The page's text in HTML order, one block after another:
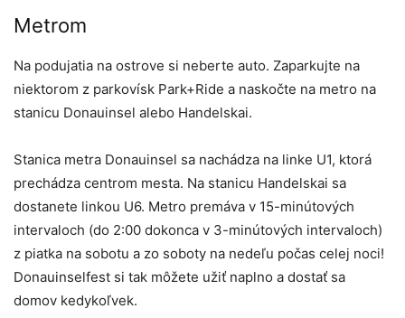
Metrom
Na podujatia na ostrove si neberte auto. Zaparkujte na
niektorom z parkovísk Park+Ride a naskočte na metro na
stanicu Donauinsel alebo Handelskai.
Stanica metra Donauinsel sa nachádza na linke U1, ktorá
prechádza centrom mesta. Na stanicu Handelskai sa
dostanete linkou U6. Metro premáva v 15-minútových
intervaloch (do 2:00 dokonca v 3-minútových intervaloch)
z piatka na sobotu a zo soboty na nedeľu počas celej noci!
Donauinselfest si tak môžete užiť naplno a dostať sa
domov kedykoľvek.